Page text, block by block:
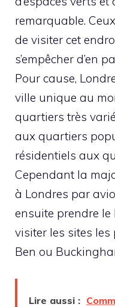
remarquable.
de visiter cet
s’empêcher d’en
Pour cause,
ville unique au
quartiers très
aux quartiers
résidentiels aux
Cependant la
à Londres par
ensuite prendre
visiter les sites
Ben ou
Lire aussi :